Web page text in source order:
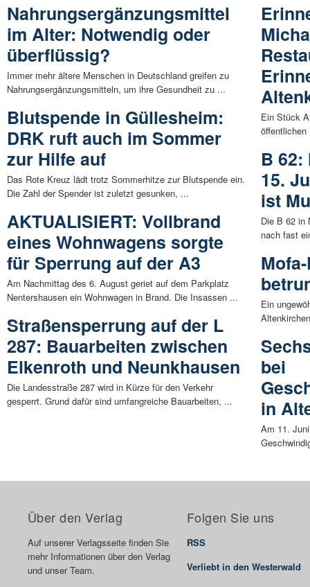
Nahrungsergänzungsmittel
im Alter: Notwendig oder
überflüssig?
Immer mehr ältere Menschen in Deutschland greifen zu
Nahrungsergänzungsmitteln, um ihre Gesundheit zu ...
Blutspende in Güllesheim:
DRK ruft auch im Sommer
zur Hilfe auf
Das Rote Kreuz lädt trotz Sommerhitze zur Blutspende ein.
Die Zahl der Spender ist zuletzt gesunken, ...
AKTUALISIERT: Vollbrand
eines Wohnwagens sorgte
für Sperrung auf der A3
Am Nachmittag des 6. August geriet auf dem Parkplatz
Nentershausen ein Wohnwagen in Brand. Die Insassen ...
Straßensperrung auf der L
287: Bauarbeiten zwischen
Elkenroth und Neunkhausen
Die Landesstraße 287 wird in Kürze für den Verkehr
gesperrt. Grund dafür sind umfangreiche Bauarbeiten, ...
Ein Stück
B
15.
ist
Die B 62 in
nach fast
Ein
bei
in
Am 11.
Über den Verlag
Auf unserer Verlagsseite finden Sie
mehr Informationen über den Verlag
und unser Team.
Folgen Sie uns
RSS
Verliebt in den Westerwald